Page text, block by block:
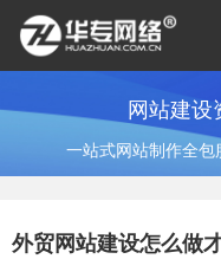
网站建设
一站式网站制作全包
外贸网站建设怎么做